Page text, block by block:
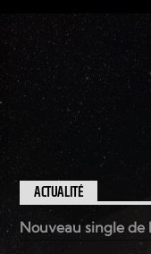
ACTUALITÉ
Nouveau single de